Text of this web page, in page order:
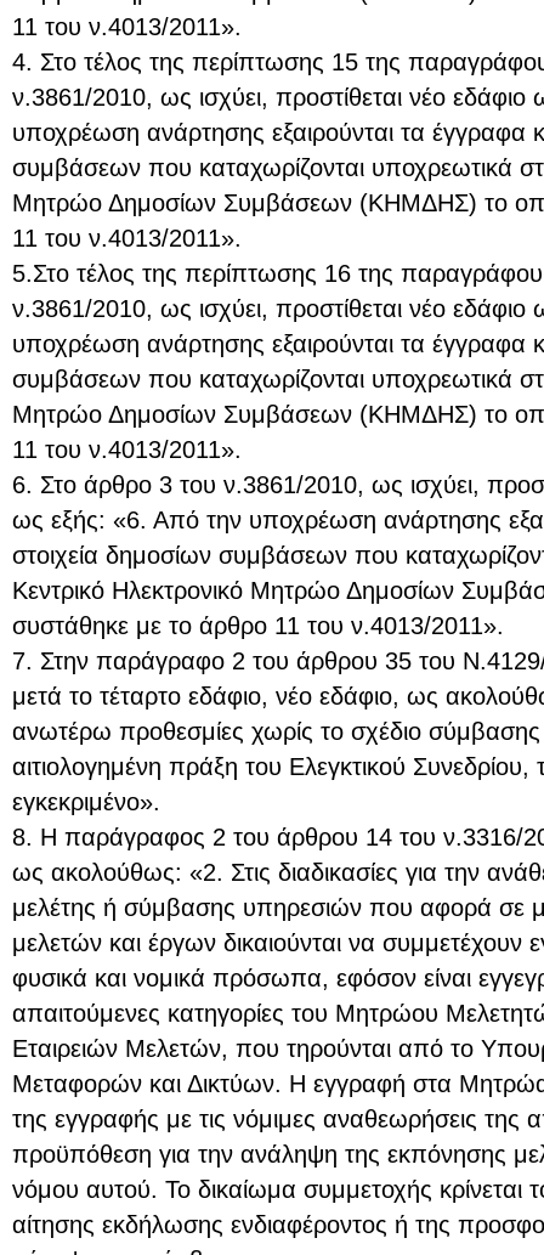
11 του ν.4013/2011».
4. Στο τέλος της περίπτωσης 15 της
ν.3861/2010, ως ισχύει, προστίθεται νέο
υποχρέωση ανάρτησης εξαιρούνται τα έγγραφα
συμβάσεων που καταχωρίζονται υποχρεωτικά
Μητρώο Δημοσίων Συμβάσεων (ΚΗΜΔΗΣ) το
11 του ν.4013/2011».
5.Στο τέλος της περίπτωσης 16 της
ν.3861/2010, ως ισχύει, προστίθεται νέο
υποχρέωση ανάρτησης εξαιρούνται τα έγγραφα
συμβάσεων που καταχωρίζονται υποχρεωτικά
Μητρώο Δημοσίων Συμβάσεων (ΚΗΜΔΗΣ) το
11 του ν.4013/2011».
6. Στο άρθρο 3 του ν.3861/2010, ως ισχύει,
ως εξής: «6. Από την υποχρέωση ανάρτησης
στοιχεία δημοσίων συμβάσεων που
Κεντρικό Ηλεκτρονικό Μητρώο Δημοσίων
συστάθηκε με το άρθρο 11 του ν.4013/2011».
7. Στην παράγραφο 2 του άρθρου 35 του
μετά το τέταρτο εδάφιο, νέο εδάφιο, ως
ανωτέρω προθεσμίες χωρίς το σχέδιο σύμβασης
αιτιολογημένη πράξη του Ελεγκτικού Συνεδρίου,
εγκεκριμένο».
8. Η παράγραφος 2 του άρθρου 14 του ν.3316/
ως ακολούθως: «2. Στις διαδικασίες για την
μελέτης ή σύμβασης υπηρεσιών που αφορά σε
μελετών και έργων δικαιούνται να συμμετέχουν
φυσικά και νομικά πρόσωπα, εφόσον είναι
απαιτούμενες κατηγορίες του Μητρώου
Εταιρειών Μελετών, που τηρούνται από το
Μεταφορών και Δικτύων. Η εγγραφή στα Μητρώα
της εγγραφής με τις νόμιμες αναθεωρήσεις της
προϋπόθεση για την ανάληψη της εκπόνησης
νόμου αυτού. Το δικαίωμα συμμετοχής κρίνεται
αίτησης εκδήλωσης ενδιαφέροντος ή της